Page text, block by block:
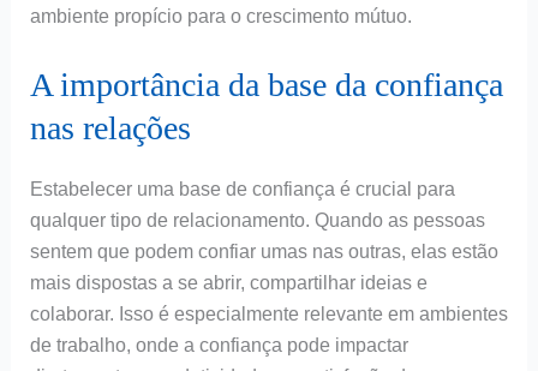
ambiente propício para o crescimento mútuo.
A importância da base da confiança
nas relações
Estabelecer uma base de confiança é crucial para
qualquer tipo de relacionamento. Quando as pessoas
sentem que podem confiar umas nas outras, elas estão
mais dispostas a se abrir, compartilhar ideias e
colaborar. Isso é especialmente relevante em ambientes
de trabalho, onde a confiança pode impactar